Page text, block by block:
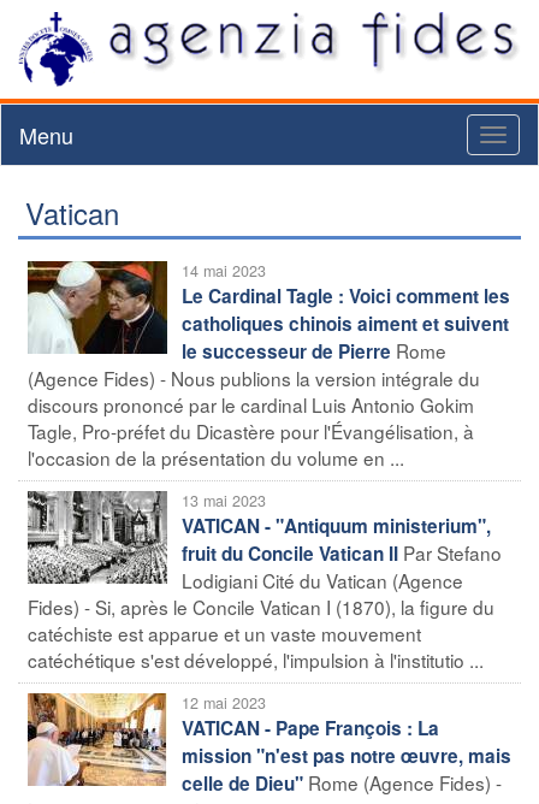
Menu
Vatican
14 mai 2023
Le Cardinal Tagle : Voici comment les
catholiques chinois aiment et suivent
le successeur de Pierre Rome
(Agence Fides) - Nous publions la version intégrale du
discours prononcé par le cardinal Luis Antonio Gokim
Tagle, Pro-préfet du Dicastère pour l'Évangélisation, à
l'occasion de la présentation du volume en ...
13 mai 2023
VATICAN - "Antiquum ministerium",
fruit du Concile Vatican II Par Stefano
Lodigiani Cité du Vatican (Agence
Fides) - Si, après le Concile Vatican I (1870), la figure du
catéchiste est apparue et un vaste mouvement
catéchétique s'est développé, l'impulsion à l'institutio ...
12 mai 2023
VATICAN - Pape François : La
mission "n'est pas notre œuvre, mais
celle de Dieu" Rome (Agence Fides) -